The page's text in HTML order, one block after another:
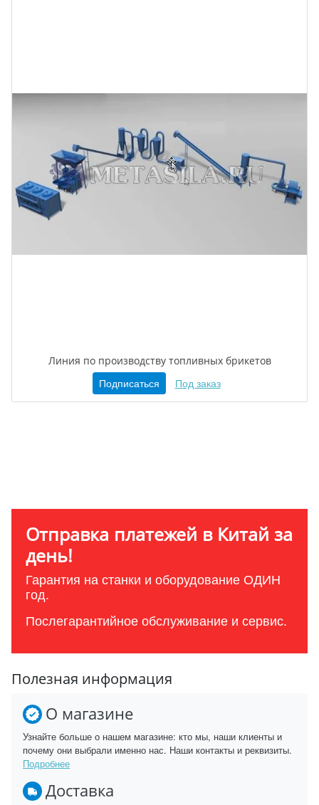
Линия по производству топливных брикетов
Подписаться Под заказ
Отправка платежей в Китай за
день!
Гарантия на станки и оборудование ОДИН
год.
Послегарантийное обслуживание и сервис.
Полезная информация
О магазине
Узнайте больше о нашем магазине: кто мы, наши клиенты и
почему они выбрали именно нас. Наши контакты и реквизиты.
Подробнее
Доставка